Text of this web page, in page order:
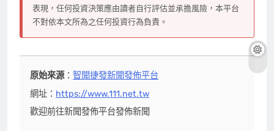
表現，任何投資決策應由讀者自行評估並承擔風險，本平台
不對依本文所為之任何投資行為負責。
原始來源：智聞捷發新聞發佈平台
網址： https://www.111.net.tw
歡迎前往新聞發佈平台發佈新聞